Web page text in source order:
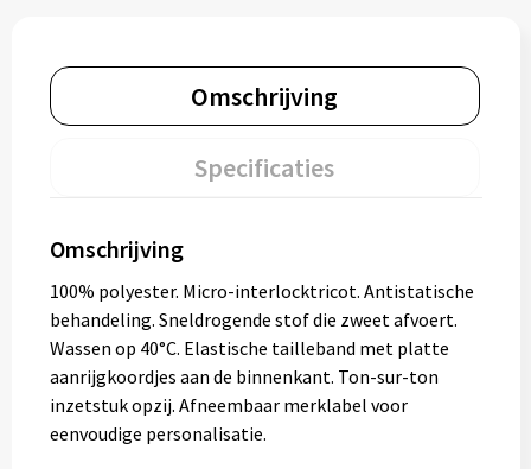
Omschrijving
Specificaties
Omschrijving
100% polyester. Micro-interlocktricot. Antistatische
behandeling. Sneldrogende stof die zweet afvoert.
Wassen op 40°C. Elastische tailleband met platte
aanrijgkoordjes aan de binnenkant. Ton-sur-ton
inzetstuk opzij. Afneembaar merklabel voor
eenvoudige personalisatie.